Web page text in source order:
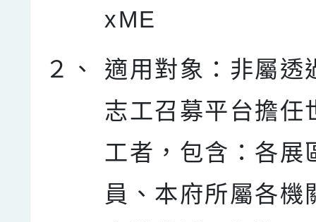
xME
２、
適用對象：非屬透
志工召募平台擔任
工者，包含：各展
員、本府所屬各機